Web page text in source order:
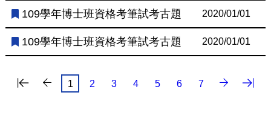
109學年博士班資格考筆試考古題 2020/01/01
109學年博士班資格考筆試考古題 2020/01/01
1 2 3 4 5 6 7 下一頁最